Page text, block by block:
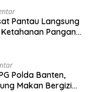
Pantau Langsung
Pangan
Polda Banten,
Makan Bergizi